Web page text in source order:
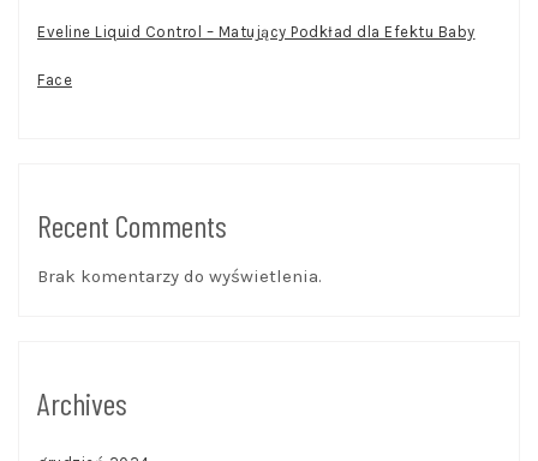
Eveline Liquid Control – Matujący Podkład dla Efektu Baby
Face
Recent Comments
Brak komentarzy do wyświetlenia.
Archives